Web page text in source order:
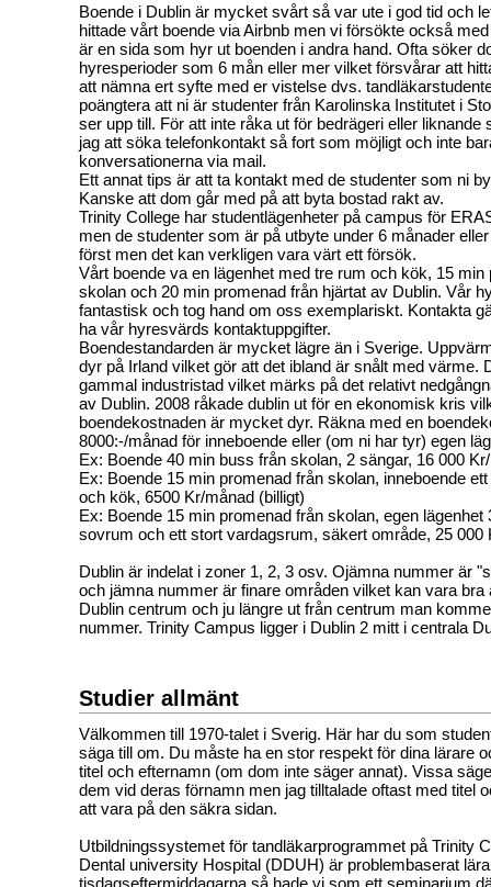
Boende i Dublin är mycket svårt så var ute i god tid och
hittade vårt boende via Airbnb men vi försökte också
är en sida som hyr ut boenden i andra hand. Ofta söker
hyresperioder som 6 mån eller mer vilket försvårar att
att nämna ert syfte med er vistelse dvs.
poängtera att ni är studenter från Karolinska Institutet i
ser upp till. För att inte råka ut för bedrägeri eller liknande
jag att söka telefonkontakt så fort som möjligt och inte
konversationerna via mail.
Ett annat tips är att ta kontakt med de studenter som ni
Kanske att dom går med på att byta bostad rakt av.
Trinity College har studentlägenheter på campus för
men de studenter som är på utbyte under 6 månader
först men det kan verkligen vara värt ett försök.
Vårt boende va en lägenhet med tre rum och kök, 15 min
skolan och 20 min promenad från hjärtat av Dublin. Vår
fantastisk och tog hand om oss exemplariskt. Kontakta
ha vår hyresvärds kontaktuppgifter.
Boendestandarden är mycket lägre än i Sverige.
dyr på Irland vilket gör att det ibland är snålt med värme.
gammal industristad vilket märks på det relativt
av Dublin. 2008 råkade dublin ut för en ekonomisk kris
boendekostnaden är mycket dyr. Räkna med en
8000:-/månad för inneboende eller (om ni har tyr) egen
Ex: Boende 40 min buss från skolan, 2 sängar, 16 000
Ex: Boende 15 min promenad från skolan, inneboende
och kök, 6500 Kr/månad (billigt)
Ex: Boende 15 min promenad från skolan, egen
sovrum och ett stort vardagsrum, säkert område, 25 000
Dublin är indelat i zoner 1, 2, 3 osv. Ojämna nummer är
och jämna nummer är finare områden vilket kan vara bra
Dublin centrum och ju längre ut från centrum man
nummer. Trinity Campus ligger i Dublin 2 mitt i centrala
Studier allmänt
Välkommen till 1970-talet i Sverig. Här har du som
säga till om. Du måste ha en stor respekt för dina lärare
titel och efternamn (om dom inte säger annat). Vissa
dem vid deras förnamn men jag tilltalade oftast med titel
att vara på den säkra sidan.
Utbildningssystemet för tandläkarprogrammet på Trinity
Dental university Hospital (DDUH) är problembaserat
tisdagseftermiddagarna så hade vi som ett seminarium